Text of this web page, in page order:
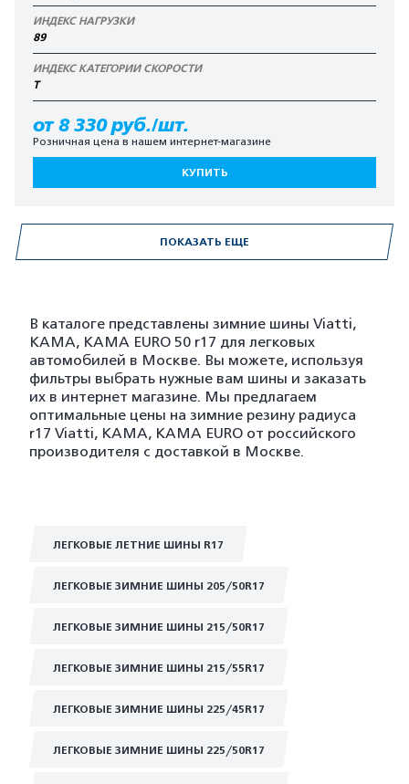
ИНДЕКС НАГРУЗКИ
89
ИНДЕКС КАТЕГОРИИ СКОРОСТИ
T
от 8 330 руб./шт.
Розничная цена в нашем интернет-магазине
КУПИТЬ
ПОКАЗАТЬ ЕЩЕ
В каталоге представлены зимние шины Viatti,
KAMA, KAMA EURO 50 r17 для легковых
автомобилей в Москве. Вы можете, используя
фильтры выбрать нужные вам шины и заказать
их в интернет магазине. Мы предлагаем
оптимальные цены на зимние резину радиуса
r17 Viatti, KAMA, KAMA EURO от российского
производителя с доставкой в Москве.
ЛЕГКОВЫЕ ЛЕТНИЕ ШИНЫ R17
ЛЕГКОВЫЕ ЗИМНИЕ ШИНЫ 205/50R17
ЛЕГКОВЫЕ ЗИМНИЕ ШИНЫ 215/50R17
ЛЕГКОВЫЕ ЗИМНИЕ ШИНЫ 215/55R17
ЛЕГКОВЫЕ ЗИМНИЕ ШИНЫ 225/45R17
ЛЕГКОВЫЕ ЗИМНИЕ ШИНЫ 225/50R17